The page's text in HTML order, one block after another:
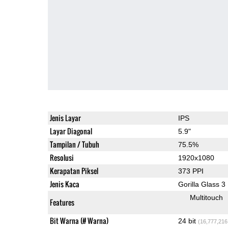
Jenis Layar IPS
Layar Diagonal 5.9"
Tampilan / Tubuh 75.5%
Resolusi 1920x1080
Kerapatan Piksel 373 PPI
Jenis Kaca Gorilla Glass 3
Features Multitouch
Bit Warna (# Warna) 24 bit